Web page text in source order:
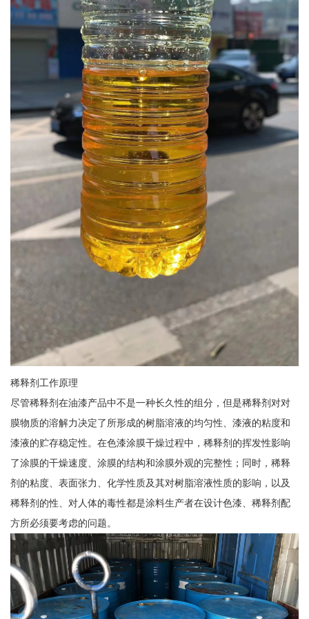
稀释剂工作原理
尽管稀释剂在油漆产品中不是一种长久性的组分，但是稀释剂对对
膜物质的溶解力决定了所形成的树脂溶液的均匀性、漆液的粘度和
漆液的贮存稳定性。在色漆涂膜干燥过程中，稀释剂的挥发性影响
了涂膜的干燥速度、涂膜的结构和涂膜外观的完整性；同时，稀释
剂的粘度、表面张力、化学性质及其对树脂溶液性质的影响，以及
稀释剂的性、对人体的毒性都是涂料生产者在设计色漆、稀释剂配
方所必须要考虑的问题。